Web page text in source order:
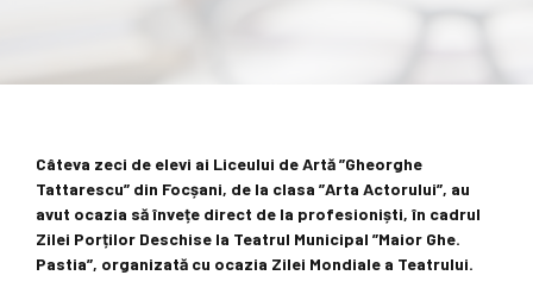
Câteva zeci de elevi ai Liceului de Artă ”Gheorghe
Tattarescu” din Focșani, de la clasa ”Arta Actorului”, au
avut ocazia să învețe direct de la profesioniști, în cadrul
Zilei Porților Deschise la Teatrul Municipal ”Maior Ghe.
Pastia”, organizată cu ocazia Zilei Mondiale a Teatrului.